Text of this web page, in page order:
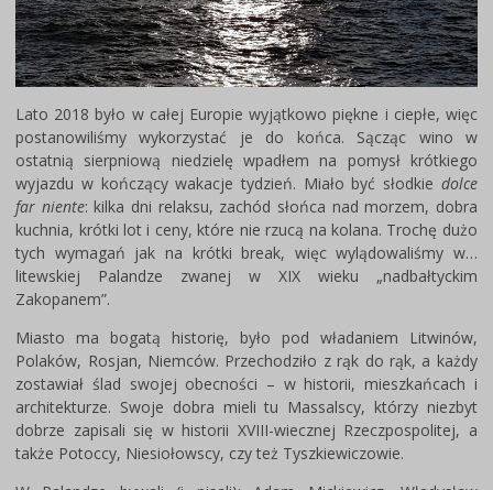
Lato 2018 było w całej Europie wyjątkowo piękne i ciepłe, więc
postanowiliśmy wykorzystać je do końca. Sącząc wino w
ostatnią sierpniową niedzielę wpadłem na pomysł krótkiego
wyjazdu w kończący wakacje tydzień. Miało być słodkie dolce
far niente: kilka dni relaksu, zachód słońca nad morzem, dobra
kuchnia, krótki lot i ceny, które nie rzucą na kolana. Trochę dużo
tych wymagań jak na krótki break, więc wylądowaliśmy w…
litewskiej Palandze zwanej w XIX wieku „nadbałtyckim
Zakopanem”.
Miasto ma bogatą historię, było pod władaniem Litwinów,
Polaków, Rosjan, Niemców. Przechodziło z rąk do rąk, a każdy
zostawiał ślad swojej obecności – w historii, mieszkańcach i
architekturze. Swoje dobra mieli tu Massalscy, którzy niezbyt
dobrze zapisali się w historii XVIII-wiecznej Rzeczpospolitej, a
także Potoccy, Niesiołowscy, czy też Tyszkiewiczowie.